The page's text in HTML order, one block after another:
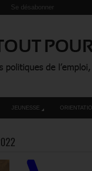
Se désabonner
JEUNESSE